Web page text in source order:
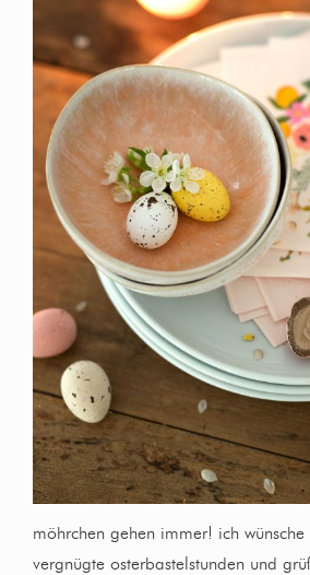
möhrchen gehen immer! ich wünsche
vergnügte osterbastelstunden und